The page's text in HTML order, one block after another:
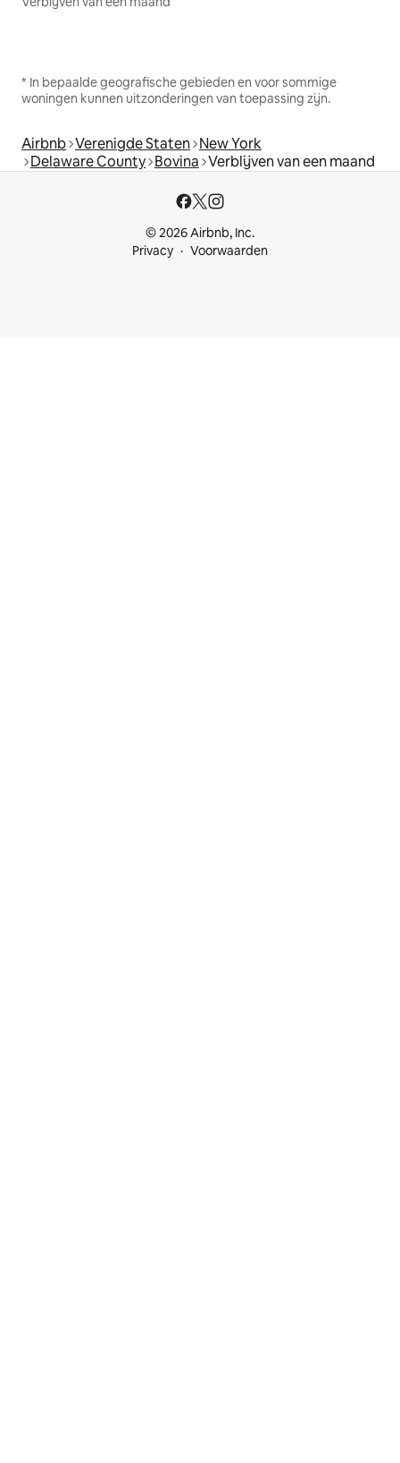
* In bepaalde geografische gebieden en voor sommige
woningen kunnen uitzonderingen van toepassing zijn.
Airbnb Verenigde Staten New York
Delaware County Bovina Verblijven van een maand
© 2026 Airbnb, Inc.
Privacy
Voorwaarden